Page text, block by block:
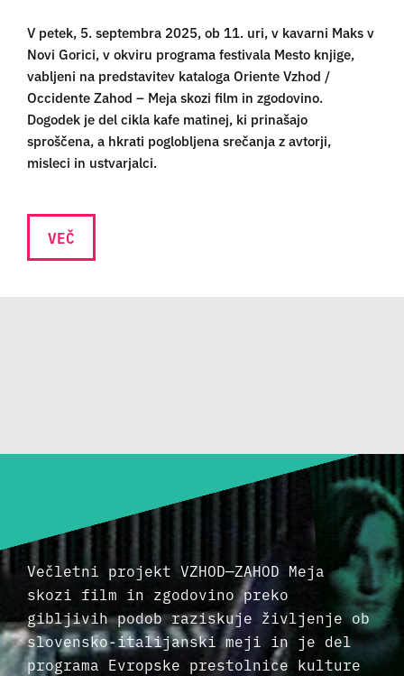
V petek, 5. septembra 2025, ob 11. uri, v kavarni Maks v
Novi Gorici, v okviru programa festivala Mesto knjige,
vabljeni na predstavitev kataloga Oriente Vzhod /
Occidente Zahod – Meja skozi film in zgodovino.
Dogodek je del cikla kafe matinej, ki prinašajo
sproščena, a hkrati poglobljena srečanja z avtorji,
misleci in ustvarjalci.
VEČ
Večletni projekt VZHOD—ZAHOD Meja
skozi film in zgodovino preko
gibljivih podob raziskuje življenje ob
slovensko-italijanski meji in je del
programa Evropske prestolnice kulture